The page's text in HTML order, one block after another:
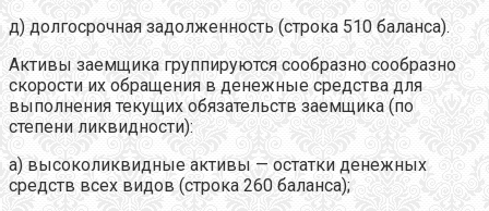
д) долгосрочная задолженность (строка 510 баланса).
Активы заемщика группируются сообразно сообразно
скорости их обращения в денежные средства для
выполнения текущих обязательств заемщика (по
степени ликвидности):
а) высоколиквидные активы — остатки денежных
средств всех видов (строка 260 баланса);